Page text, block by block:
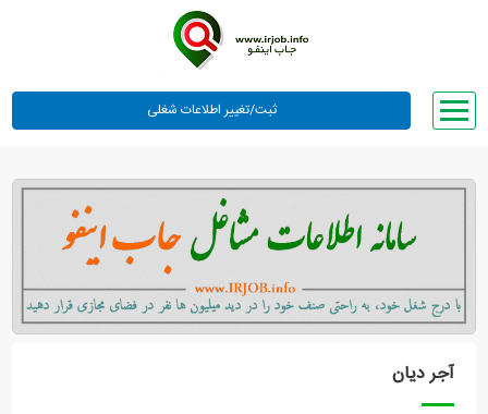
وبلاگ
معرفی ما
تعرفه ها
راهنما
ورود یا عضویت
آجر دیان